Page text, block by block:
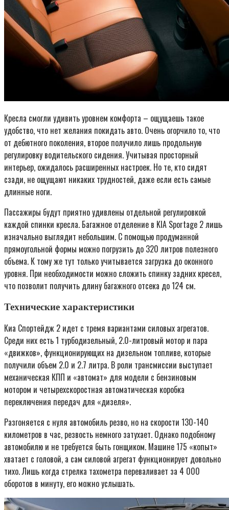
Кресла смогли удивить уровнем комфорта – ощущаешь такое
удобство, что нет желания покидать авто. Очень огорчило то, что
от дебютного поколения, второе получило лишь продольную
регулировку водительского сидения. Учитывая просторный
интерьер, ожидалось расширенных настроек. Но те, кто сидят
сзади, не ощущают никаких трудностей, даже если есть самые
длинные ноги.
Пассажиры будут приятно удивлены отдельной регулировкой
каждой спинки кресла. Багажное отделение в KIA Sportage 2 лишь
изначально выглядит небольшим. С помощью продуманной
прямоугольной формы можно погрузить до 320 литров полезного
объема. К тому же тут только учитывается загрузка до оконного
уровня. При необходимости можно сложить спинку задних кресел,
что позволит получить длину багажного отсека до 124 см.
Технические характеристики
Киа Спортейдж 2 идет с тремя вариантами силовых агрегатов.
Среди них есть 1 турбодизельный, 2.0-литровый мотор и пара
«движков», функционирующих на дизельном топливе, которые
получили объем 2.0 и 2.7 литра. В роли трансмиссии выступает
механическая КПП и «автомат» для модели с бензиновым
мотором и четырехскоростная автоматическая коробка
переключения передач для «дизеля».
Разгоняется с нуля автомобиль резво, но на скорости 130-140
километров в час, резвость немного затухает. Однако подобному
автомобилю и не требуется быть гонщиком. Машине 175 «копыт»
хватает с головой, а сам силовой агрегат функционирует довольно
тихо. Лишь когда стрелка тахометра переваливает за 4 000
оборотов в минуту, его можно услышать.